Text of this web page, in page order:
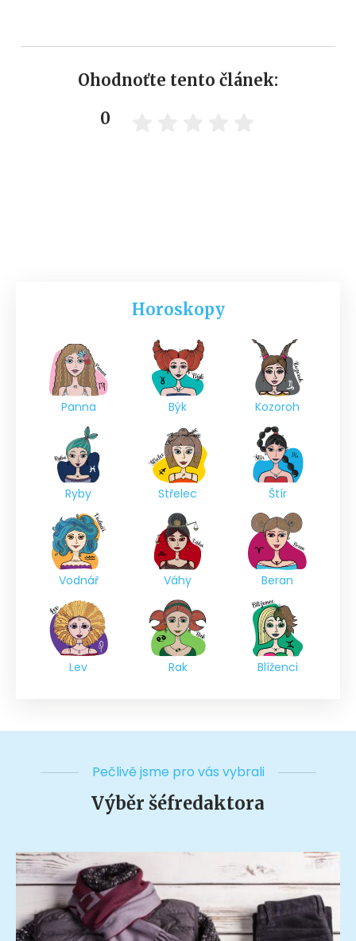
Ohodnoťte tento článek:
0
Horoskopy
Panna Býk Kozoroh
Ryby Střelec Štír
Vodnář Váhy Beran
Lev Rak Blíženci
Pečlivě jsme pro vás vybrali
Výběr šéfredaktora